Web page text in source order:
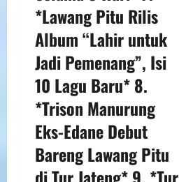
*Lawang Pitu Rilis
Album “Lahir untuk
Jadi Pemenang”, Isi
10 Lagu Baru* 8.
*Trison Manurung
Eks-Edane Debut
Bareng Lawang Pitu